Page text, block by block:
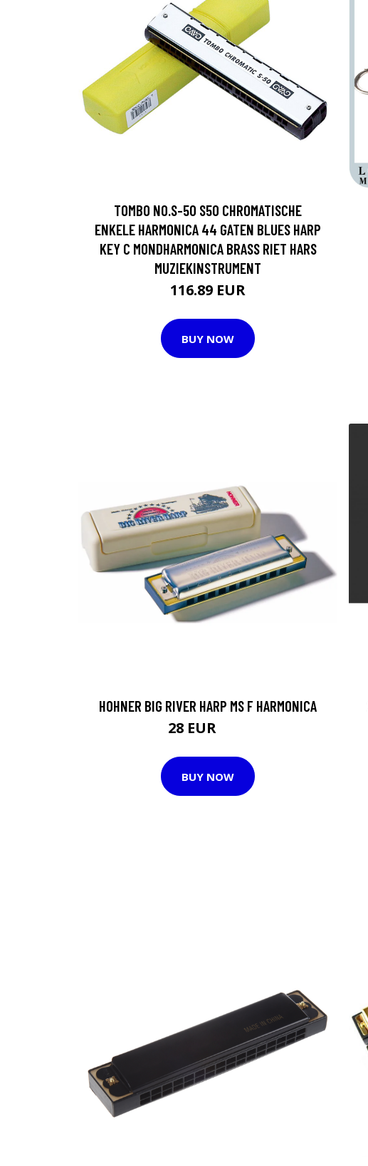
TOMBO NO.S-50 S50 CHROMATISCHE
ENKELE HARMONICA 44 GATEN BLUES HARP
KEY C MONDHARMONICA BRASS RIET HARS
MUZIEKINSTRUMENT
116.89 EUR
BUY NOW
HOHNER BIG RIVER HARP MS F HARMONICA
28 EUR
BUY NOW